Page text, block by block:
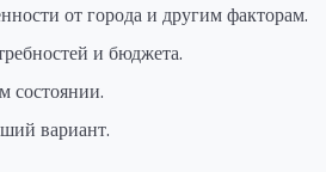
от города и другим факторам.
и бюджета.
состоянии.
вариант.